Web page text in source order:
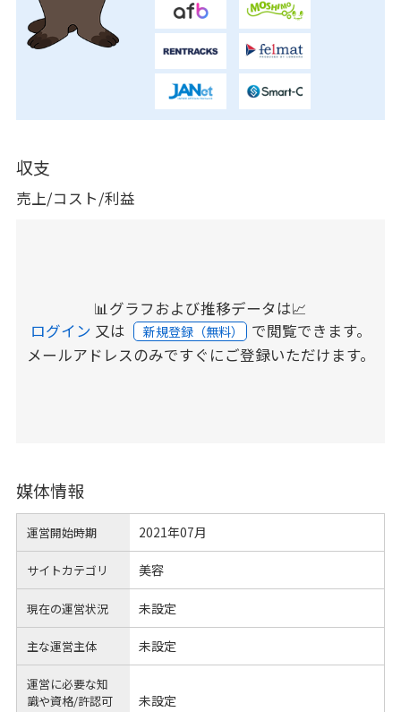
収支
売上/コスト/利益
📊グラフおよび推移データは📈
ログイン 又は 新規登録（無料） で閲覧できます。
メールアドレスのみですぐにご登録いただけます。
媒体情報
運営開始時期 2021年07月
サイトカテゴリ 美容
現在の運営状況 未設定
主な運営主体 未設定
運営に必要な知
識や資格/許認可
未設定